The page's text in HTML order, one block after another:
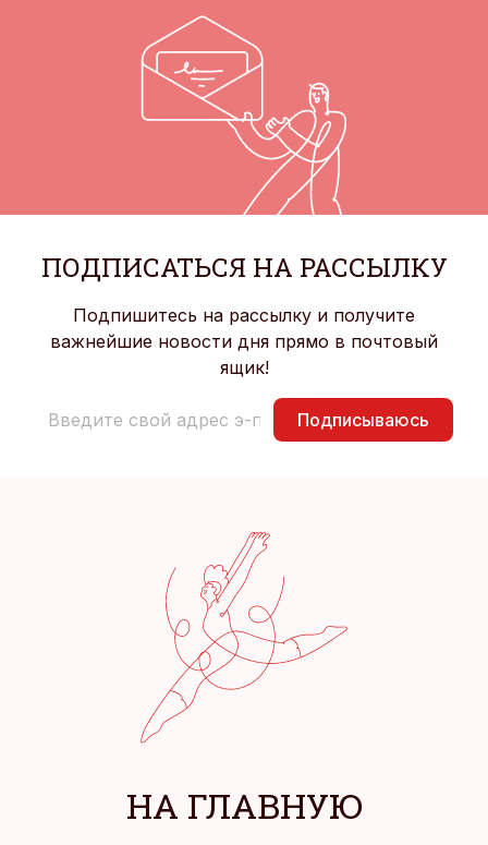
ПОДПИСАТЬСЯ НА РАССЫЛКУ
Подпишитесь на рассылку и получите
важнейшие новости дня прямо в почтовый
ящик!
Подписываюсь
НА ГЛАВНУЮ